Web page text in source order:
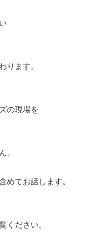
ます。
の現場を
。
めてお話します。
ください。